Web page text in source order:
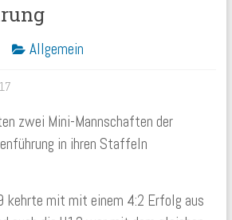
Allgemein
zwei Mini-Mannschaften der
in ihren Staffeln
kehrte mit mit einem 4:2 Erfolg aus